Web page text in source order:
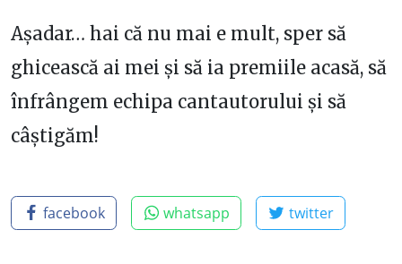
Așadar… hai că nu mai e mult, sper să
ghicească ai mei și să ia premiile acasă, să
înfrângem echipa cantautorului și să
câștigăm!
facebook whatsapp twitter